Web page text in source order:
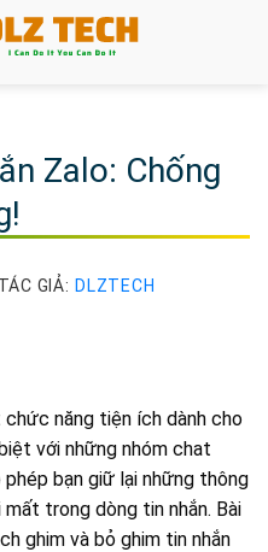
Zalo: Chống
TÁC GIẢ: DLZTECH
chức năng tiện ích dành cho
với những nhóm chat
bạn giữ lại những thông
trong dòng tin nhắn. Bài
ghim và bỏ ghim tin nhắn